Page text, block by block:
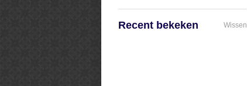
Recent bekeken Wissen